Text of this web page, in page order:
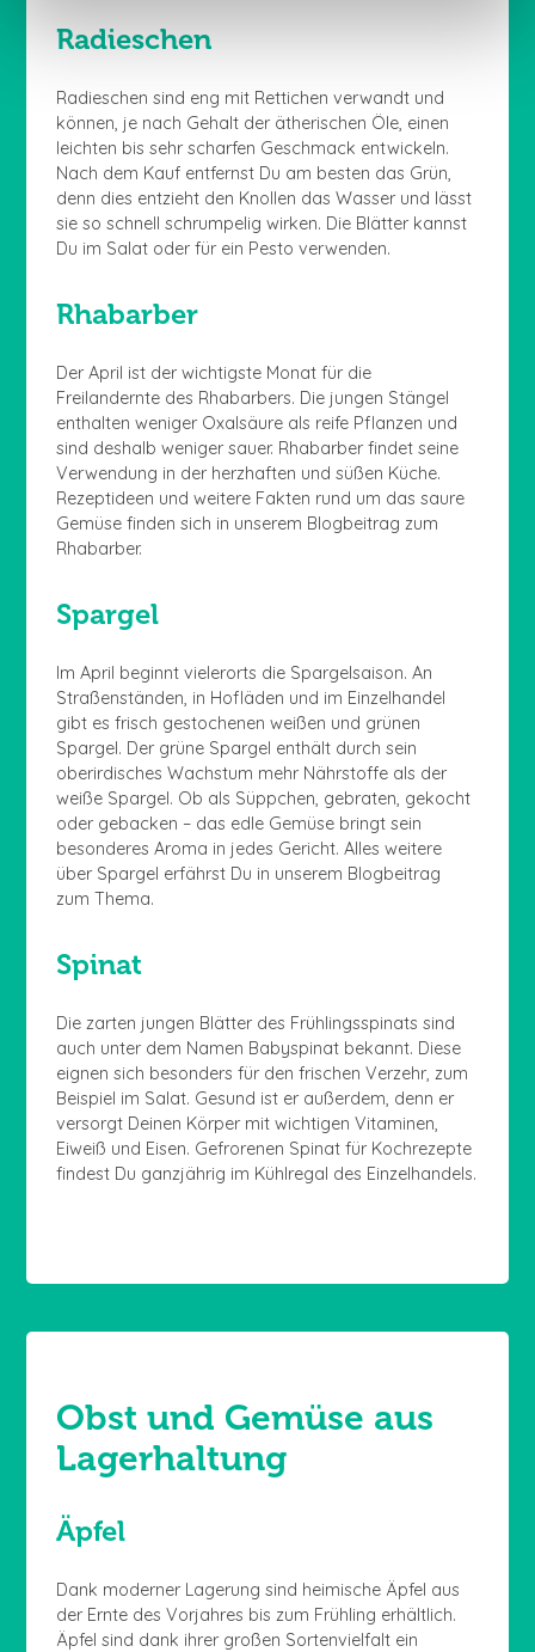
Radieschen
Radieschen sind eng mit Rettichen verwandt und
können, je nach Gehalt der ätherischen Öle, einen
leichten bis sehr scharfen Geschmack entwickeln.
Nach dem Kauf entfernst Du am besten das Grün,
denn dies entzieht den Knollen das Wasser und lässt
sie so schnell schrumpelig wirken. Die Blätter kannst
Du im Salat oder für ein Pesto verwenden.
Rhabarber
Der April ist der wichtigste Monat für die
Freilandernte des Rhabarbers. Die jungen Stängel
enthalten weniger Oxalsäure als reife Pflanzen und
sind deshalb weniger sauer. Rhabarber findet seine
Verwendung in der herzhaften und süßen Küche.
Rezeptideen und weitere Fakten rund um das saure
Gemüse finden sich in unserem Blogbeitrag zum
Rhabarber.
Spargel
Im April beginnt vielerorts die Spargelsaison. An
Straßenständen, in Hofläden und im Einzelhandel
gibt es frisch gestochenen weißen und grünen
Spargel. Der grüne Spargel enthält durch sein
oberirdisches Wachstum mehr Nährstoffe als der
weiße Spargel. Ob als Süppchen, gebraten, gekocht
oder gebacken – das edle Gemüse bringt sein
besonderes Aroma in jedes Gericht. Alles weitere
über Spargel erfährst Du in unserem Blogbeitrag
zum Thema.
Spinat
Die zarten jungen Blätter des Frühlingsspinats sind
auch unter dem Namen Babyspinat bekannt. Diese
eignen sich besonders für den frischen Verzehr, zum
Beispiel im Salat. Gesund ist er außerdem, denn er
versorgt Deinen Körper mit wichtigen Vitaminen,
Eiweiß und Eisen. Gefrorenen Spinat für Kochrezepte
findest Du ganzjährig im Kühlregal des Einzelhandels.
Obst und Gemüse aus
Lagerhaltung
Äpfel
Dank moderner Lagerung sind heimische Äpfel aus
der Ernte des Vorjahres bis zum Frühling erhältlich.
Äpfel sind dank ihrer großen Sortenvielfalt ein